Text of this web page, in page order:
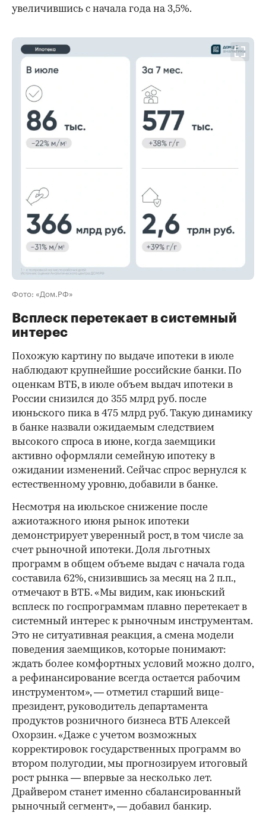
увеличившись с начала года на 3,5%.
Фото: «Дом.РФ»
Всплеск перетекает в системный
интерес
Похожую картину по выдаче ипотеки в июле
наблюдают крупнейшие российские банки. По
оценкам ВТБ, в июле объем выдач ипотеки в
России снизился до 355 млрд руб. после
июньского пика в 475 млрд руб. Такую динамику
в банке назвали ожидаемым следствием
высокого спроса в июне, когда заемщики
активно оформляли семейную ипотеку в
ожидании изменений. Сейчас спрос вернулся к
естественному уровню, добавили в банке.
Несмотря на июльское снижение после
ажиотажного июня рынок ипотеки
демонстрирует уверенный рост, в том числе за
счет рыночной ипотеки. Доля льготных
программ в общем объеме выдач с начала года
составила 62%, снизившись за месяц на 2 п.п.,
отмечают в ВТБ. «Мы видим, как июньский
всплеск по госпрограммам плавно перетекает в
системный интерес к рыночным инструментам.
Это не ситуативная реакция, а смена модели
поведения заемщиков, которые понимают:
ждать более комфортных условий можно долго,
а рефинансирование всегда остается рабочим
инструментом», — отметил старший вице-
президент, руководитель департамента
продуктов розничного бизнеса ВТБ Алексей
Охорзин. «Даже с учетом возможных
корректировок государственных программ во
втором полугодии, мы прогнозируем итоговый
рост рынка — впервые за несколько лет.
Драйвером станет именно сбалансированный
рыночный сегмент», — добавил банкир.